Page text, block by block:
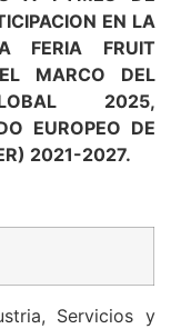
EN LA
FERIA FRUIT
MARCO DEL
2025,
EUROPEO DE
2021-2027.
Servicios y